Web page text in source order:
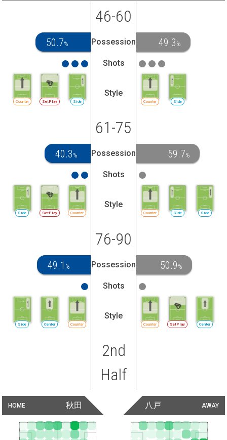
46-60
50.7% Possession 49.3 %
Shots
Side
SetPlay
Counter
Style
Counter Side
61-75
40.3 % Possession 59.7%
Shots
Counter
SetPlay
Side
Style
Counter Side Side
76-90
49.1 % Possession 50.9 %
Shots
Counter
Center
Side
Style
Counter SetPlay Center
2nd
Half
HOME 秋田 AWAY
八戸